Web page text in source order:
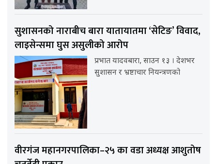
सुशासनको नाराबीच बारा यातायातमा ‘सेटिङ’ विवाद,
लाइसेन्समा घुस असुलीको आरोप
प्रभात यादवबारा, साउन १३ । देशभर
सुशासन र भ्रष्टाचार नियन्त्रणको
वीरगंज महानगरपालिका–२५ का वडा अध्यक्ष आशुतोष